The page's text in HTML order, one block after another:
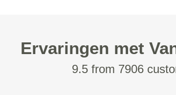
Ervaringen met
9.5 from 7906